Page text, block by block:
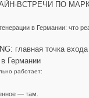
ВСТРЕЧИ ПО
в Германии: что
главная точка
Германии
работает:
— там.